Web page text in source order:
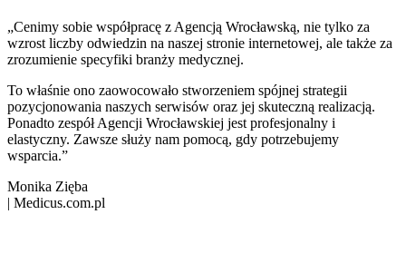
„Cenimy sobie współpracę z Agencją Wrocławską, nie tylko za
wzrost liczby odwiedzin na naszej stronie internetowej, ale także za
zrozumienie specyfiki branży medycznej.
To właśnie ono zaowocowało stworzeniem spójnej strategii
pozycjonowania naszych serwisów oraz jej skuteczną realizacją.
Ponadto zespół Agencji Wrocławskiej jest profesjonalny i
elastyczny. Zawsze służy nam pomocą, gdy potrzebujemy
wsparcia.”
Monika Zięba
| Medicus.com.pl